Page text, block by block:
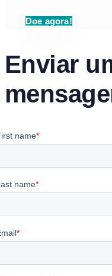
Doe agora!
Enviar